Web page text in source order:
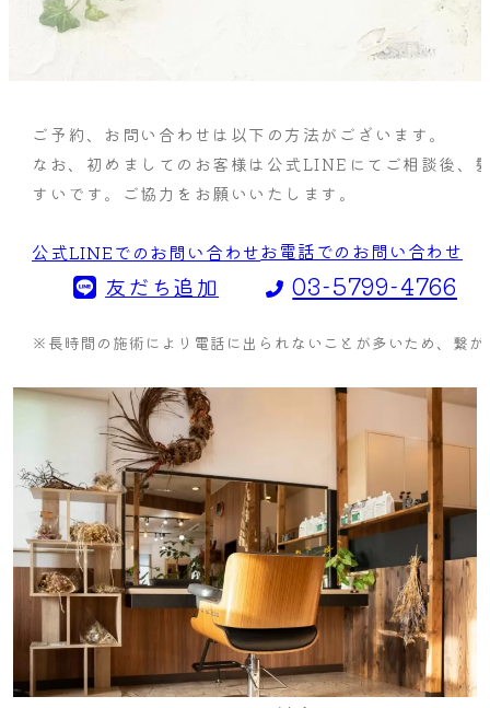
ご予約、お問い合わせは以下の方法がございます。
なお、初めましてのお客様は公式LINEにてご相談後、
すいです。ご協力をお願いいたします。
公式LINEでのお問い合わせ
友だち追加
お電話でのお問い合わせ
03-5799-4766
※長時間の施術により電話に出られないことが多いため、繋